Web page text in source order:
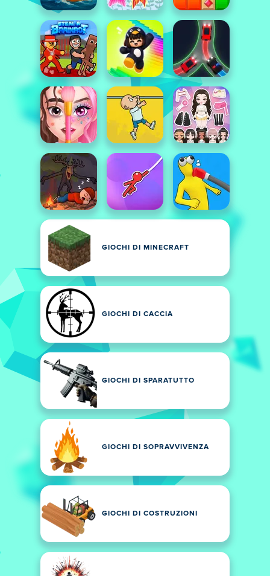
GIOCHI DI MINECRAFT
GIOCHI DI CACCIA
GIOCHI DI SPARATUTTO
GIOCHI DI SOPRAVVIVENZA
GIOCHI DI COSTRUZIONI